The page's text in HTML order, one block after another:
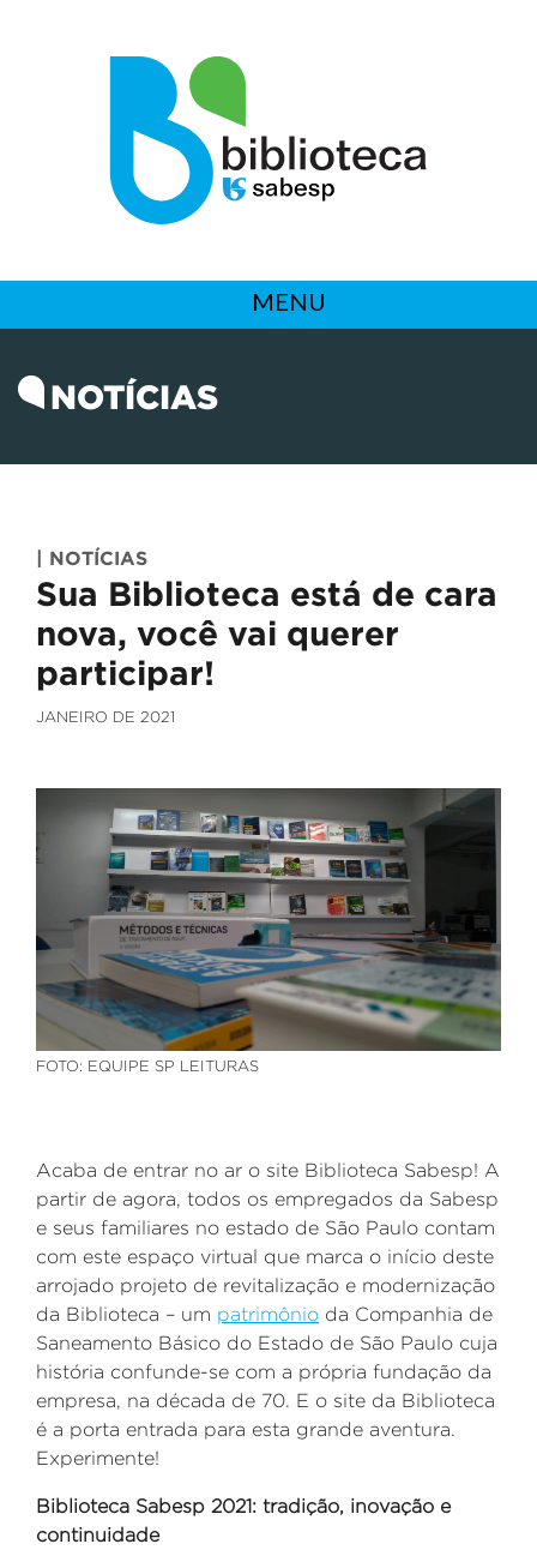
MENU
NOTÍCIAS
| NOTÍCIAS
Sua Biblioteca está de cara
nova, você vai querer
participar!
JANEIRO DE 2021
FOTO: EQUIPE SP LEITURAS
Acaba de entrar no ar o site Biblioteca Sabesp! A
partir de agora, todos os empregados da Sabesp
e seus familiares no estado de São Paulo contam
com este espaço virtual que marca o início deste
arrojado projeto de revitalização e modernização
da Biblioteca – um patrimônio da Companhia de
Saneamento Básico do Estado de São Paulo cuja
história confunde-se com a própria fundação da
empresa, na década de 70. E o site da Biblioteca
é a porta entrada para esta grande aventura.
Experimente!
Biblioteca Sabesp 2021: tradição, inovação e
continuidade